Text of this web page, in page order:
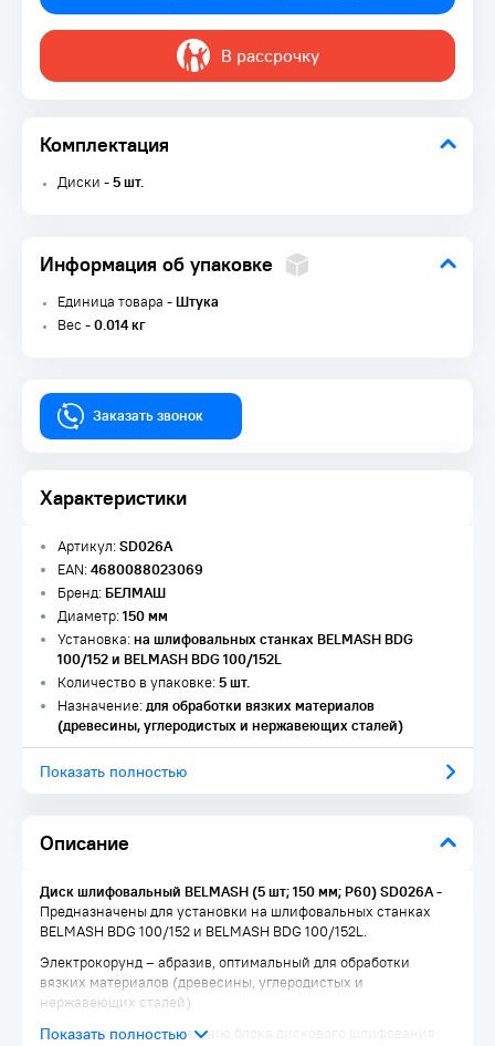
В рассрочку
Комплектация
Диски -5 шт.
Информация об упаковке
Единица товара -Штука
Вес -0.014 кг
Заказать звонок
Характеристики
Описание
Артикул:SD026A
EAN:4680088023069
Бренд:БЕЛМАШ
Диаметр:150 мм
Установка:на шлифовальных станках BELMASH BDG
100/152 и BELMASH BDG 100/152L
Количество в упаковке:5 шт.
Назначение:для обработки вязких материалов
(древесины, углеродистых и нержавеющих сталей)
Показать полностью
Диск шлифовальный BELMASH (5 шт; 150 мм; Р60) SD026A -
Предназначены для установки на шлифовальных станках
BELMASH BDG 100/152 и BELMASH BDG 100/152L.
Электрокорунд – абразив, оптимальный для обработки
вязких материалов (древесины, углеродистых и
нержавеющих сталей)
Для крепления к основанию блока дискового шлифования